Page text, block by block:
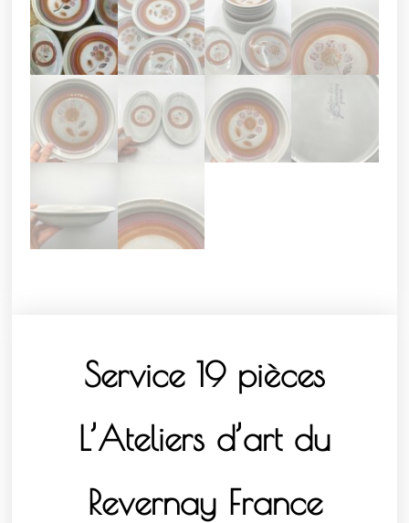
Service 19 pièces
L’Ateliers d’art du
Revernay France